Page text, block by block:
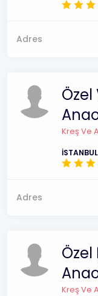
Adres
Kreş Ve
Adres
Kreş Ve